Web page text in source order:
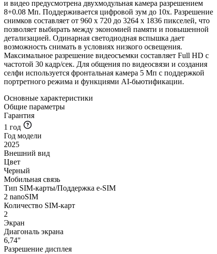
и видео предусмотрена двухмодульная камера разрешением
8+0.08 Мп. Поддерживается цифровой зум до 10х. Разрешение
снимков составляет от 960 х 720 до 3264 х 1836 пикселей, что
позволяет выбирать между экономией памяти и повышенной
детализацией. Одинарная светодиодная вспышка дает
возможность снимать в условиях низкого освещения.
Максимальное разрешение видеосъемки составляет Full HD с
частотой 30 кадр/сек. Для общения по видеосвязи и создания
селфи используется фронтальная камера 5 Мп с поддержкой
портретного режима и функциями AI-бьютификации.
Основные характеристики
Общие параметры
Гарантия
1 год
Год модели
2025
Внешний вид
Цвет
Черный
Мобильная связь
Тип SIM-карты/Поддержка e-SIM
2 nanoSIM
Количество SIM-карт
2
Экран
Диагональ экрана
6,74"
Разрешение дисплея